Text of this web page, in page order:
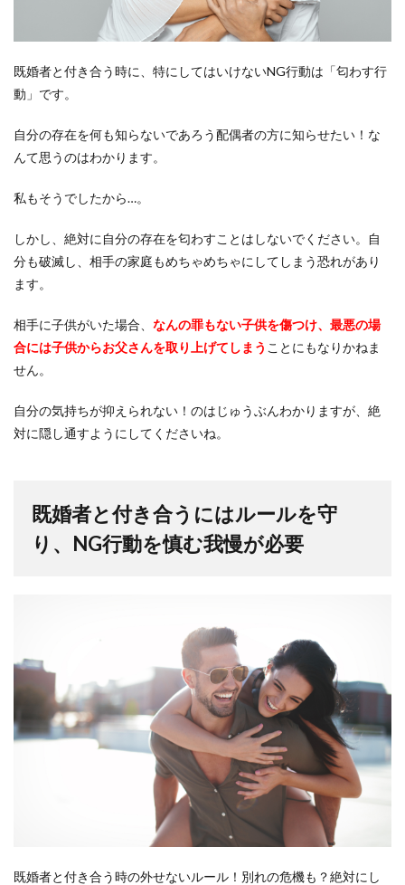
既婚者と付き合う時に、特にしてはいけないNG行動は「匂わす行
動」です。
自分の存在を何も知らないであろう配偶者の方に知らせたい！な
んて思うのはわかります。
私もそうでしたから…。
しかし、絶対に自分の存在を匂わすことはしないでください。自
分も破滅し、相手の家庭もめちゃめちゃにしてしまう恐れがあり
ます。
相手に子供がいた場合、 なんの罪もない子供を傷つけ、最悪の場
合には子供からお父さんを取り上げてしまう ことにもなりかねま
せん。
自分の気持ちが抑えられない！のはじゅうぶんわかりますが、絶
対に隠し通すようにしてくださいね。
既婚者と付き合うにはルールを守
り、NG行動を慎む我慢が必要
既婚者と付き合う時の外せないルール！別れの危機も？絶対にし